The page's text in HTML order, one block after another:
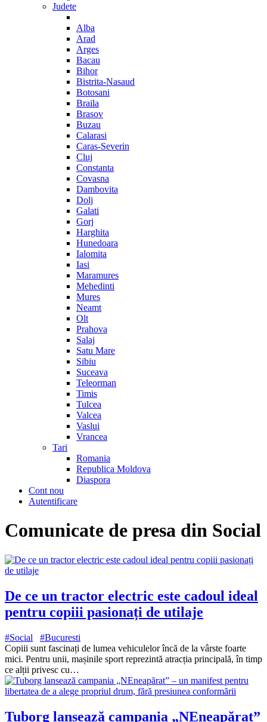
Judete
Alba
Arad
Arges
Bacau
Bihor
Bistrita-Nasaud
Botosani
Braila
Brasov
Buzau
Calarasi
Caras-Severin
Cluj
Constanta
Covasna
Dambovita
Dolj
Galati
Gorj
Harghita
Hunedoara
Ialomita
Iasi
Maramures
Mehedinti
Mures
Neamt
Olt
Prahova
Salaj
Satu Mare
Sibiu
Suceava
Teleorman
Timis
Tulcea
Valcea
Vaslui
Vrancea
Tari
Romania
Republica Moldova
Diaspora
Cont nou
Autentificare
Comunicate de presa din Social
De ce un tractor electric este cadoul ideal
pentru copiii pasionați de utilaje
#Social
#Bucuresti
Copiii sunt fascinați de lumea vehiculelor încă de la vârste foarte
mici. Pentru unii, mașinile sport reprezintă atracția principală, în timp
ce alții privesc cu…
Tuborg lansează campania „NEneapărat”